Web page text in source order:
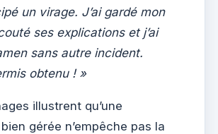
un virage. J’ai gardé mon
ses explications et j’ai
sans autre incident.
obtenu ! »
illustrent qu’une
gérée n’empêche pas la